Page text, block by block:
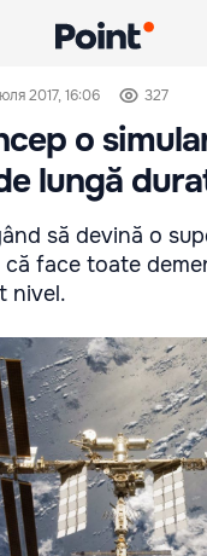
2017, 16:06 327
o
lungă
să devină o
face toate
nivel.